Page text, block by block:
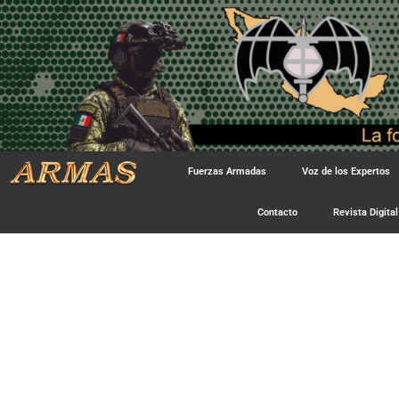
Fuerzas Armadas Voz de los Expertos
Contacto Revista Digital